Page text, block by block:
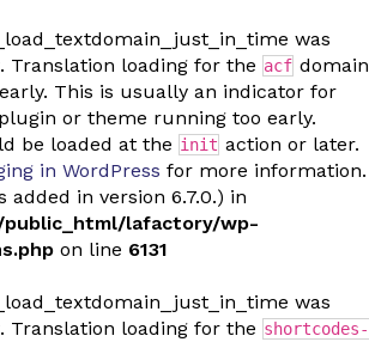
was
. Translation loading for the acf domain
This is usually an indicator for
or theme running too early.
be loaded at the init action or later.
in WordPress for more information.
added in version 6.7.0.) in
public_html/lafactory/wp-
on line 6131
was
. Translation loading for the shortcodes-